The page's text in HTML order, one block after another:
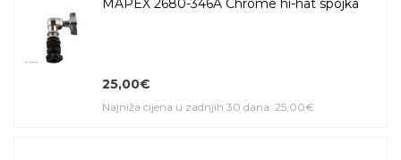
MAPEX 2680-346A Chrome hi-hat spojka
25,00€
Najniža cijena u zadnjih 30 dana: 25,00€